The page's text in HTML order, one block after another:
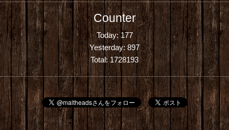
Counter
Today:177
Yesterday:897
Total:1728193